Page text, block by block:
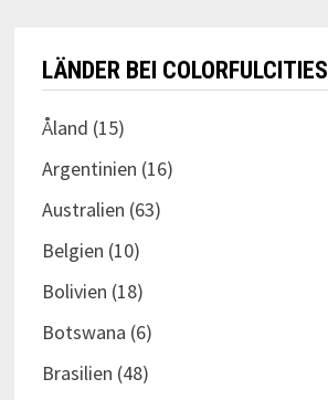
LÄNDER BEI COLORFULCITIES
Åland (15)
Argentinien (16)
Australien (63)
Belgien (10)
Bolivien (18)
Botswana (6)
Brasilien (48)